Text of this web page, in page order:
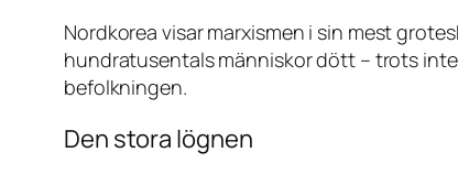
Nordkorea visar marxismen i sin mest
hundratusentals människor dött – trots
befolkningen.
Den stora lögnen